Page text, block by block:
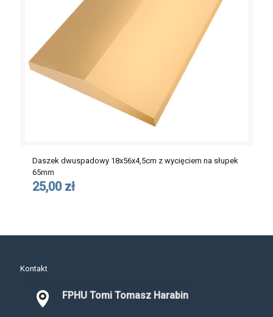
Daszek dwuspadowy 18x56x4,5cm z wycięciem na słupek
65mm
25,00 zł
Kontakt
FPHU Tomi Tomasz Harabin